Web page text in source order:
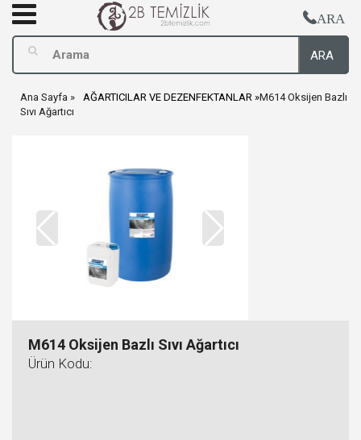
ARA
ARA
Ana Sayfa AĞARTICILAR VE DEZENFEKTANLAR M614 Oksijen Bazlı
Sıvı Ağartıcı
M614 Oksijen Bazlı Sıvı Ağartıcı
Ürün Kodu: